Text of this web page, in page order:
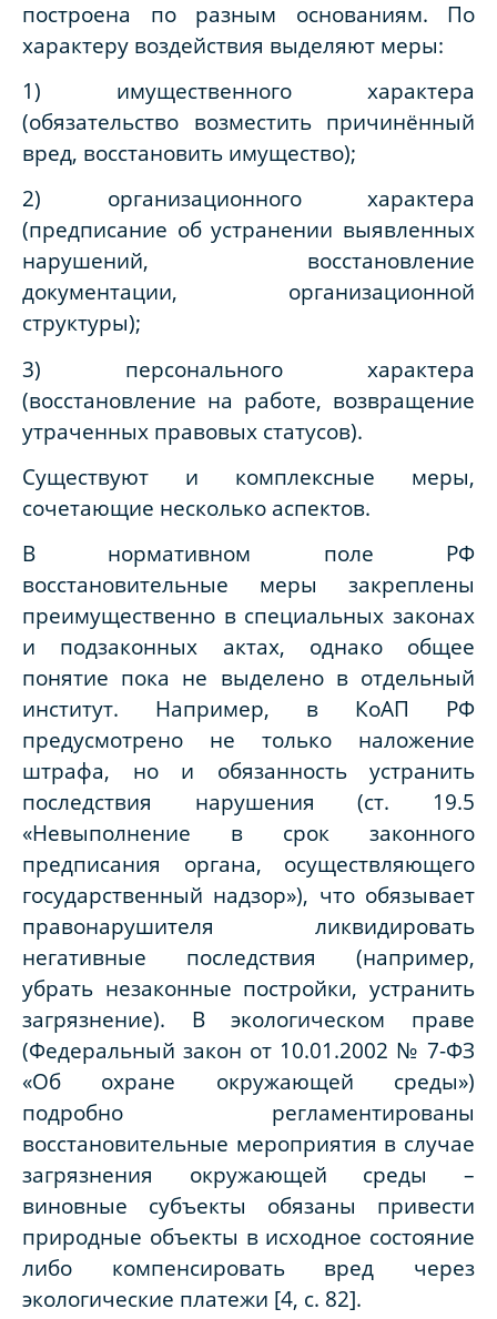
построена по разным основаниям. По
характеру воздействия выделяют меры:
1) имущественного характера
(обязательство возместить причинённый
вред, восстановить имущество);
2) организационного характера
(предписание об устранении выявленных
нарушений, восстановление
документации, организационной
структуры);
3) персонального характера
(восстановление на работе, возвращение
утраченных правовых статусов).
Существуют и комплексные меры,
сочетающие несколько аспектов.
В нормативном поле РФ
восстановительные меры закреплены
преимущественно в специальных законах
и подзаконных актах, однако общее
понятие пока не выделено в отдельный
институт. Например, в КоАП РФ
предусмотрено не только наложение
штрафа, но и обязанность устранить
последствия нарушения (ст. 19.5
«Невыполнение в срок законного
предписания органа, осуществляющего
государственный надзор»), что обязывает
правонарушителя ликвидировать
негативные последствия (например,
убрать незаконные постройки, устранить
загрязнение). В экологическом праве
(Федеральный закон от 10.01.2002 № 7-ФЗ
«Об охране окружающей среды»)
подробно регламентированы
восстановительные мероприятия в случае
загрязнения окружающей среды –
виновные субъекты обязаны привести
природные объекты в исходное состояние
либо компенсировать вред через
экологические платежи [4, c. 82].